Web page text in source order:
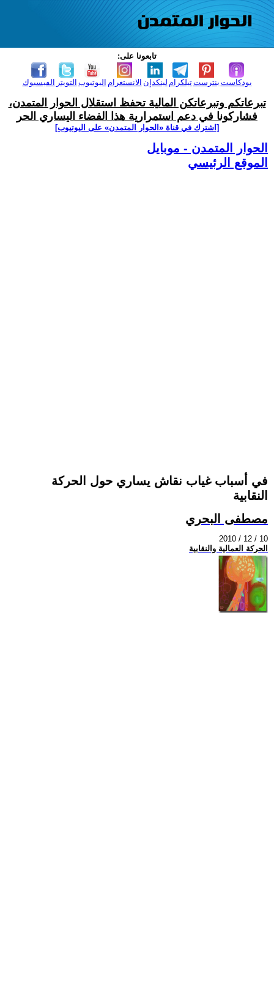
تابعونا على:
الفيسبوك التويتر اليوتيوب الانستغرام لينكدإن تيلكرامبنترست بودكاست
تبرعاتكم وتبرعاتكن المالية تحفظ استقلال الحوار المتمدن،
فشاركونا في دعم استمرارية هذا الفضاء اليساري الحر
[اشترك في قناة ‫«الحوار المتمدن» على اليوتيوب]
الحوار المتمدن - موبايل
الموقع الرئيسي
في أسباب غياب نقاش يساري حول الحركة
النقابية
مصطفى البحري
2010 / 12 / 10
الحركة العمالية والنقابية